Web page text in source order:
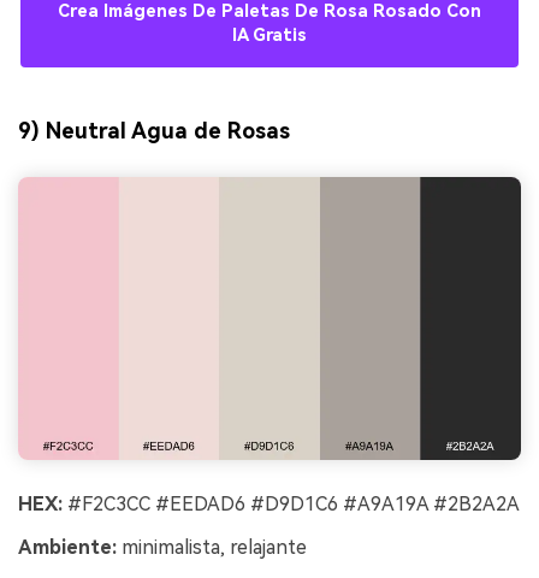
Crea Imágenes De Paletas De Rosa Rosado Con
IA Gratis
9) Neutral Agua de Rosas
HEX: #F2C3CC #EEDAD6 #D9D1C6 #A9A19A #2B2A2A
Ambiente: minimalista, relajante